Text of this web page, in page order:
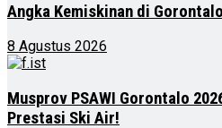
Angka Kemiskinan di
8 Agustus 2026
Musprov PSAWI Gorontalo
Prestasi Ski Air!